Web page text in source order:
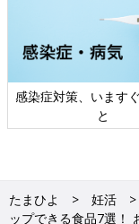
感染症対策、います
と
たまひよ 妊活
ップできる食品7選！